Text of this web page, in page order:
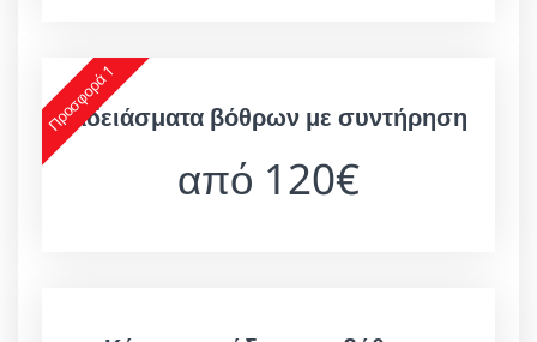
Προσφορά 1
Αδειάσματα βόθρων με συντήρηση
από 120€